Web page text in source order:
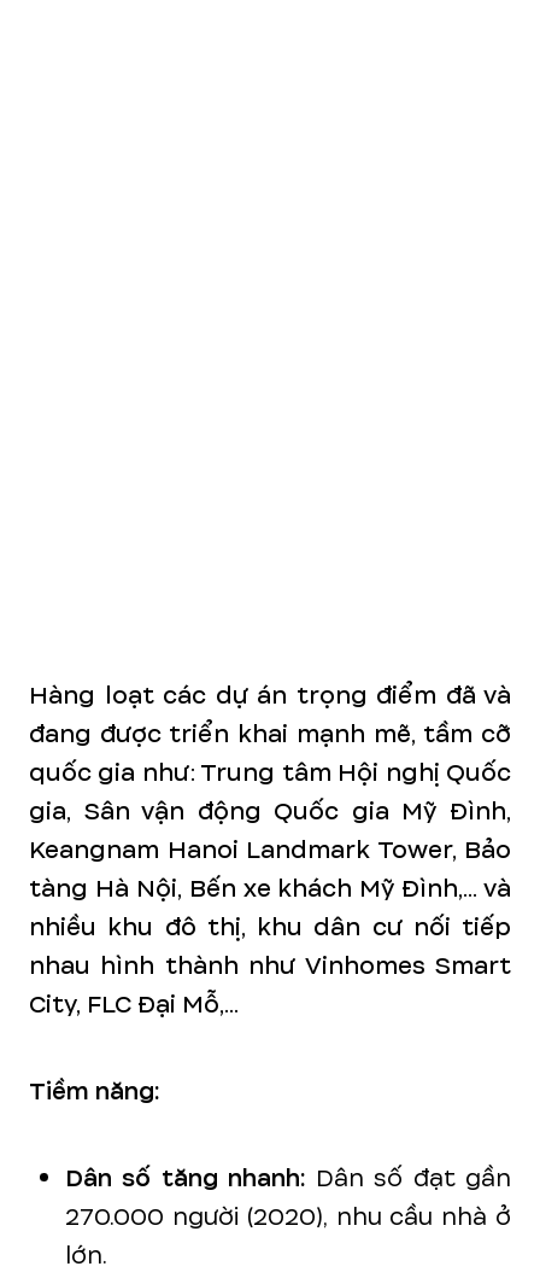
Hàng loạt các dự án trọng điểm đã và
đang được triển khai mạnh mẽ, tầm cỡ
quốc gia như: Trung tâm Hội nghị Quốc
gia, Sân vận động Quốc gia Mỹ Đình,
Keangnam Hanoi Landmark Tower, Bảo
tàng Hà Nội, Bến xe khách Mỹ Đình,... và
nhiều khu đô thị, khu dân cư nối tiếp
nhau hình thành như Vinhomes Smart
City, FLC Đại Mỗ,...
Tiềm năng:
Dân số tăng nhanh: Dân số đạt gần
270.000 người (2020), nhu cầu nhà ở
lớn.